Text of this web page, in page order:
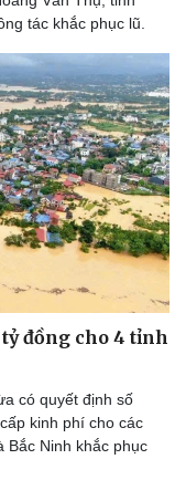
tác khắc phục lũ.
đồng cho 4 tỉnh
có quyết định số
kinh phí cho các
Bắc Ninh khắc phục